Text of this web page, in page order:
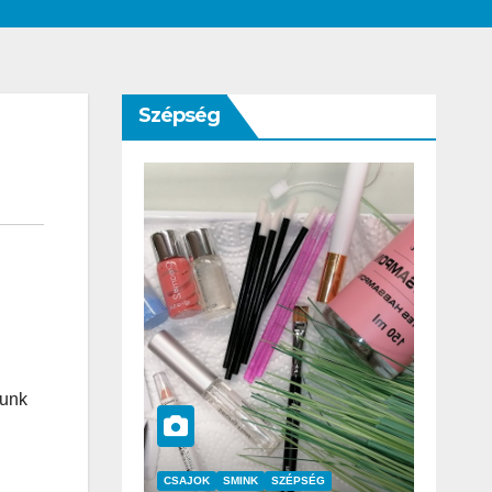
Szépség
CSAJOK SZÉPSÉG